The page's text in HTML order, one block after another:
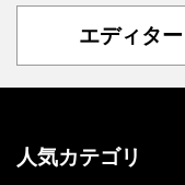
エディタ
人気カテゴリ